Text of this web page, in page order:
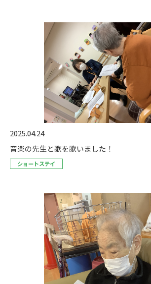
2025.04.24
音楽の先生と歌を歌いました！
ショートステイ